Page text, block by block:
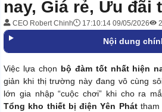
nay, Giá rẻ, Ưu đãi
CEO Robert Chinh 17:10:14 09/05/2026
Nội dung
Việc lựa chọn bộ đàm tốt nhất hiện
giản khi thị trường này đang vô cùng
lớn gia nhập “cuộc chơi” khi cho ra
Tổng kho thiết bị điện Yên Pháttham